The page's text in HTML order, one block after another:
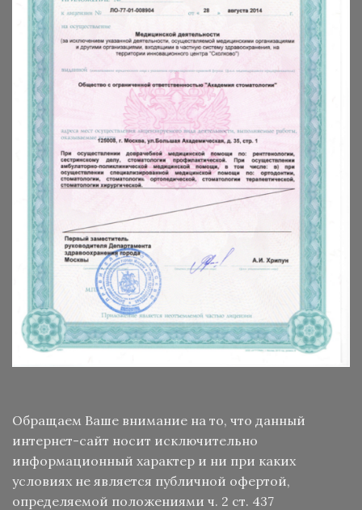
Обращаем Ваше внимание на то, что данный
интернет-сайт носит исключительно
информационный характер и ни при каких
условиях не является публичной офертой,
определяемой положениями ч. 2 ст. 437